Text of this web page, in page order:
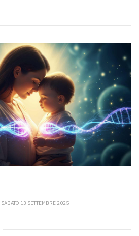
SABATO 13 SETTEMBRE 2025